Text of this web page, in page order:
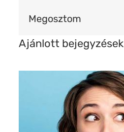
Megosztom
Ajánlott bejegyzések